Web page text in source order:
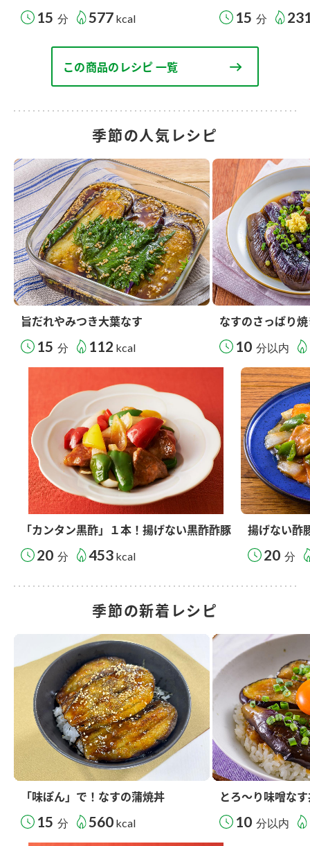
15 分 577 kcal 15 分
この商品のレシピ 一覧
季節の人気レシピ
旨だれやみつき大葉なす
15 分 112 kcal
なすのさっぱり
10 分以内
「カンタン黒酢」１本！揚げない黒酢酢豚
20 分 453 kcal
揚げない酢
20 分
季節の新着レシピ
「味ぽん」で！なすの蒲焼丼
15 分 560 kcal
とろ～り味噌な
10 分以内